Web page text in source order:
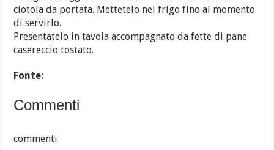
ciotola da portata. Mettetelo nel frigo fino al momento
di servirlo.
Presentatelo in tavola accompagnato da fette di pane
casereccio tostato.
Fonte:
Commenti
commenti